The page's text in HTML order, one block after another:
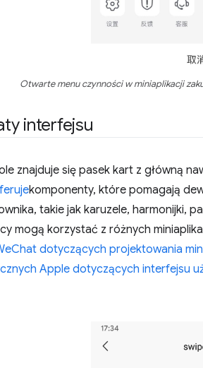
Otwarte menu czynności w miniaplikacji
interfejsu
znajduje się pasek kart z główną
komponenty, które pomagają
takie jak karuzele, harmonijki,
mogą korzystać z różnych
dotyczących projektowania
Apple dotyczących interfejsu